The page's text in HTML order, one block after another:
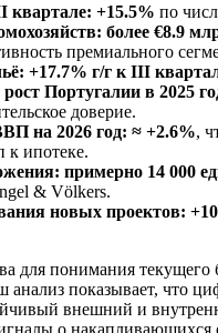
квартале: +15.5% по
более €8.9
премиального
+17.7% г/г к III
Португалии в 2025
доверие.
на 2026 год: ≈ +2.6%,
к ипотеке.
примерно 14 000
& Völkers.
новых проектов:
понимания текущего
показывает, что
внешний и
о накапливающихся